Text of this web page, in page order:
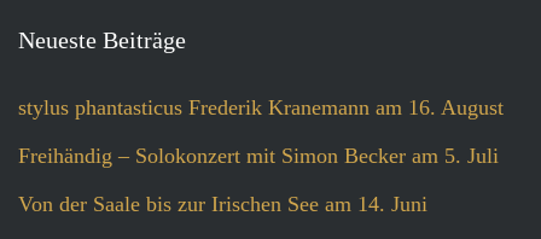
Neueste Beiträge
stylus phantasticus Frederik Kranemann am 16. August
Freihändig – Solokonzert mit Simon Becker am 5. Juli
Von der Saale bis zur Irischen See am 14. Juni